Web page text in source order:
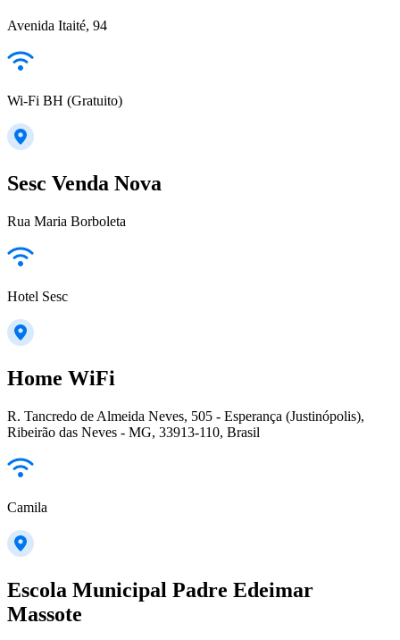
Avenida Itaité, 94
Wi-Fi BH (Gratuito)
Sesc Venda Nova
Rua Maria Borboleta
Hotel Sesc
Home WiFi
R. Tancredo de Almeida Neves, 505 - Esperança (Justinópolis),
Ribeirão das Neves - MG, 33913-110, Brasil
Camila
Escola Municipal Padre Edeimar
Massote